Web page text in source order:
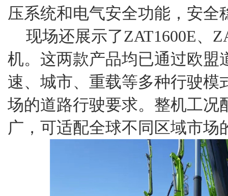
压系统和电气安全功能，安全
现场还展示了ZAT1600E、
机。这两款产品均已通过欧盟
速、城市、重载等多种行驶模
场的道路行驶要求。整机工况
广，可适配全球不同区域市场